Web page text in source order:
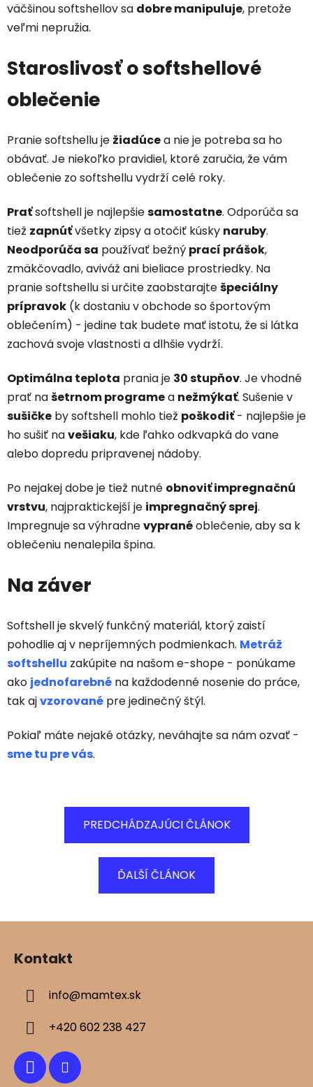
väčšinou softshellov sa dobre manipuluje, pretože
veľmi nepružia.
Staroslivosť o softshellové
oblečenie
Pranie softshellu je žiadúcea nie je potreba sa ho
obávať. Je niekoľko pravidiel, ktoré zaručia, že vám
oblečenie zo softshellu vydrží celé roky.
Praťsoftshell je najlepšiesamostatne. Odporúča sa
tiež zapnúťvšetky zipsy a otočiť kúsky naruby.
Neodporúča sa používať bežný prací prášok,
zmäkčovadlo, aviváž ani bieliace prostriedky. Na
pranie softshellu si určite zaobstarajtešpeciálny
prípravok (k dostaniu v obchode so športovým
oblečením) - jedine tak budete mať istotu, že si látka
zachová svoje vlastnosti a dlhšie vydrží.
Optimálna teplota prania je 30 stupňov. Je vhodné
prať našetrnom programea nežmýkať. Sušenie v
sušičke by softshell mohlo tiež poškodiť- najlepšie je
ho sušiť navešiaku, kde ľahko odkvapká do vane
alebo dopredu pripravenej nádoby.
Po nejakej dobe je tiež nutné obnoviť impregnačnú
vrstvu, najpraktickejší je impregnačný sprej.
Impregnuje sa výhradnevypranéoblečenie, aby sa k
oblečeniu nenalepila špina.
Na záver
Softshell je skvelý funkčný materiál, ktorý zaistí
pohodlie aj v nepríjemných podmienkach. Metráž
softshellu zakúpite na našom e-shope - ponúkame
ako jednofarebné na každodenné nosenie do práce,
tak ajvzorované pre jedinečný štýl.
Pokiaľ máte nejaké otázky, neváhajte sa nám ozvať -
sme tu pre vás.
PREDCHÁDZAJÚCI ČLÁNOK
ĎALŠÍ ČLÁNOK
Kontakt
info@mamtex.sk
+420 602 238 427